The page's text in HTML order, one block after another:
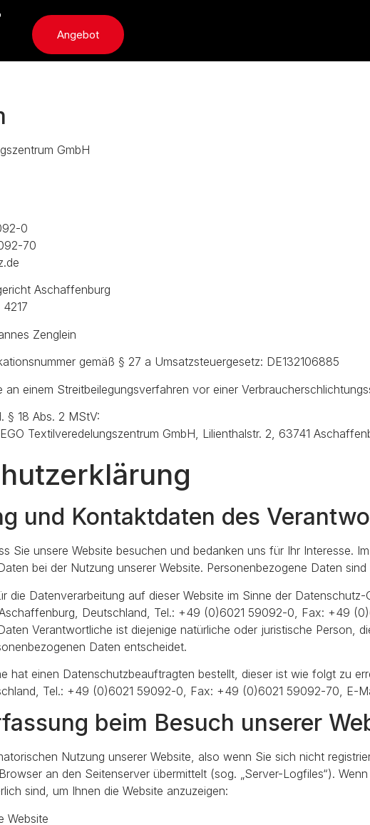
Angebot
GmbH
0
70
Aschaffenburg
Zenglein
gemäß § 27 a Umsatzsteuergesetz: DE132106885
an einem Streitbeilegungsverfahren vor einer
§ 18 Abs. 2 MStV:
Textilveredelungszentrum GmbH, Lilienthalstr. 2, 63741
und Kontaktdaten des
Sie unsere Website besuchen und bedanken uns für Ihr Interesse.
bei der Nutzung unserer Website. Personenbezogene Daten
die Datenverarbeitung auf dieser Website im Sinne der
Deutschland, Tel.: +49 (0)6021 59092-0, Fax: +49
Verantwortliche ist diejenige natürliche oder juristische Person,
Daten entscheidet.
hat einen Datenschutzbeauftragten bestellt, dieser ist wie folgt zu
Tel.: +49 (0)6021 59092-0, Fax: +49 (0)6021 59092-70, E-
beim Besuch unserer
Nutzung unserer Website, also wenn Sie sich nicht
an den Seitenserver übermittelt (sog. „Server-Logfiles“).
sind, um Ihnen die Website anzuzeigen:
Website